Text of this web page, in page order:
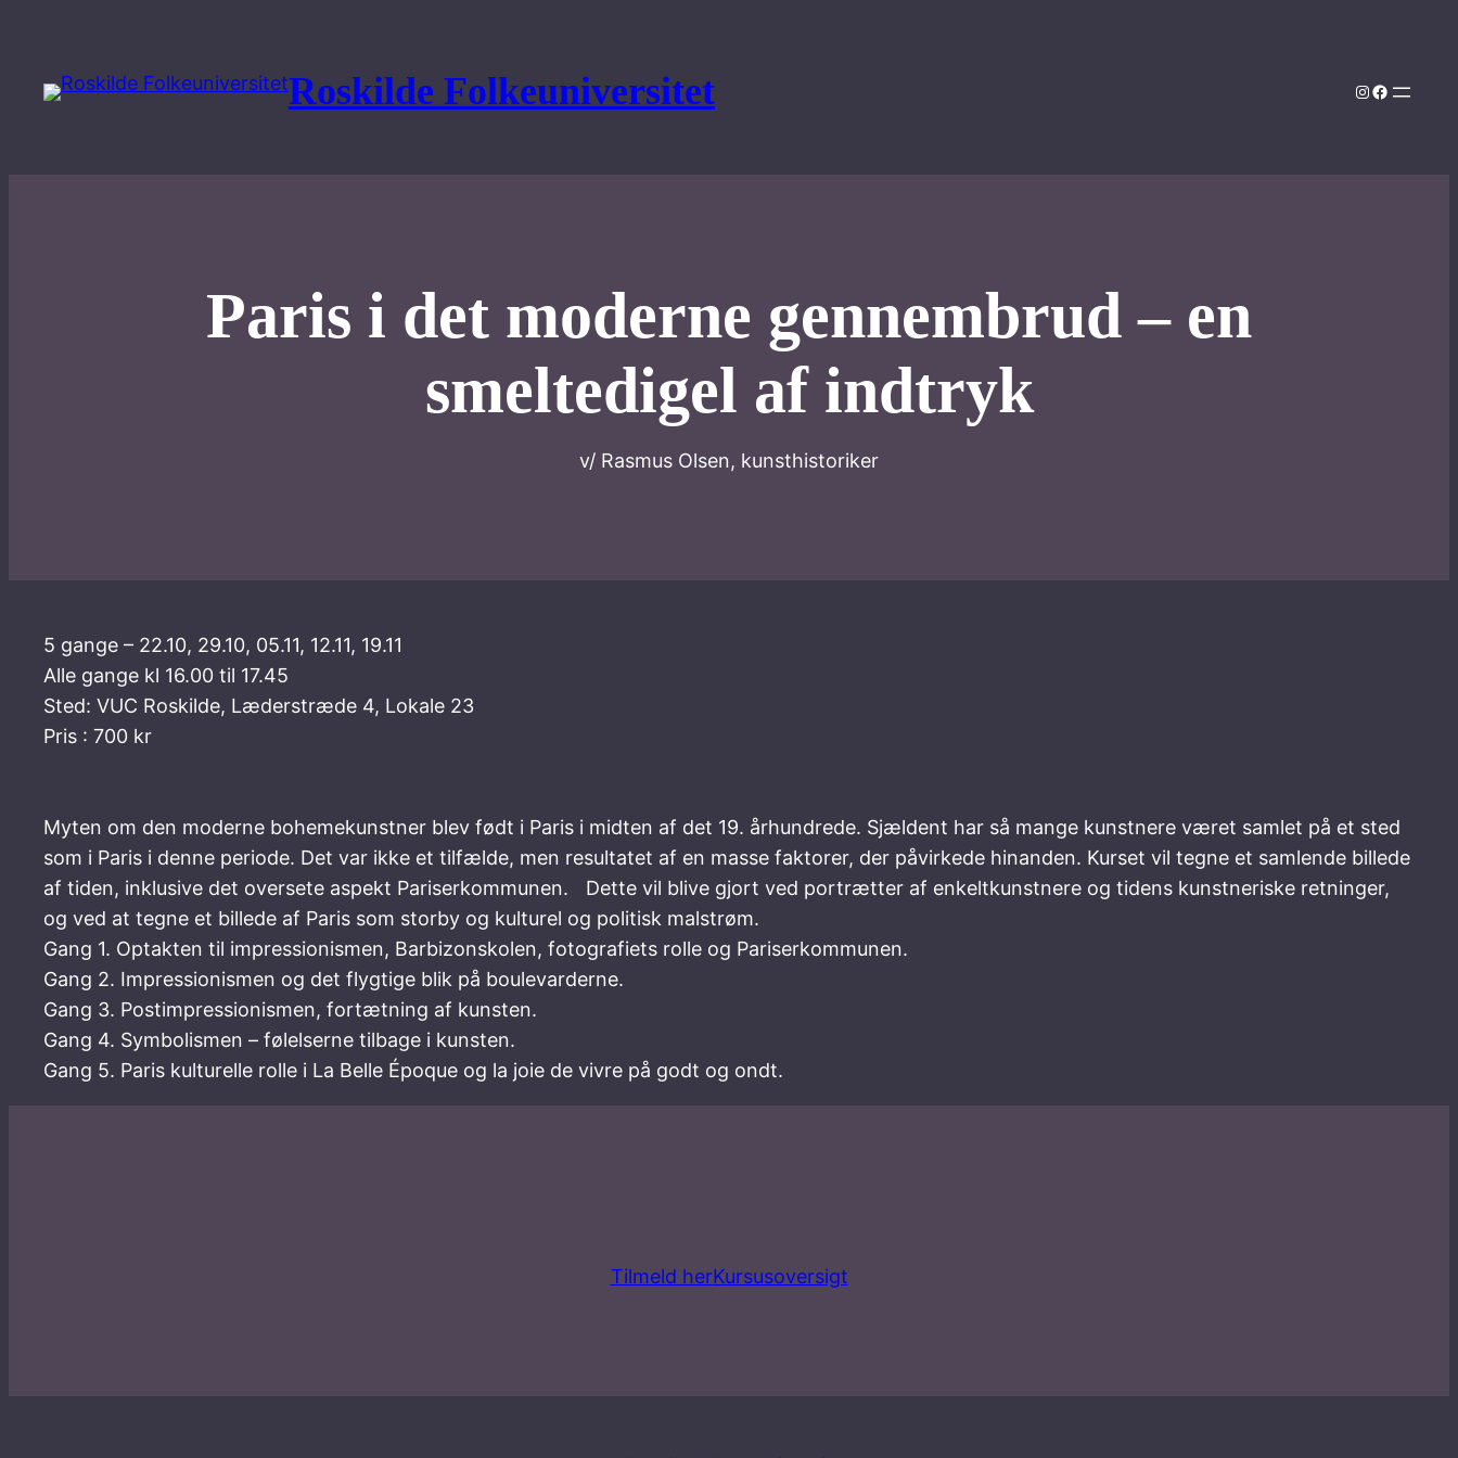
indhold
Roskilde Folkeuniversitet Instagram
Facebook
Paris i det moderne gennembrud – en
smeltedigel af indtryk
v/ Rasmus Olsen, kunsthistoriker
5 gange – 22.10, 29.10, 05.11, 12.11, 19.11
Alle gange kl 16.00 til 17.45
Sted: VUC Roskilde, Læderstræde 4, Lokale 23
Pris : 700 kr
Myten om den moderne bohemekunstner blev født i Paris i midten af det 19. århundrede. Sjældent har så mange kunstnere været samlet på et sted
som i Paris i denne periode. Det var ikke et tilfælde, men resultatet af en masse faktorer, der påvirkede hinanden. Kurset vil tegne et samlende billede
af tiden, inklusive det oversete aspekt Pariserkommunen. Dette vil blive gjort ved portrætter af enkeltkunstnere og tidens kunstneriske retninger,
og ved at tegne et billede af Paris som storby og kulturel og politisk malstrøm.
Gang 1. Optakten til impressionismen, Barbizonskolen, fotografiets rolle og Pariserkommunen.
Gang 2. Impressionismen og det flygtige blik på boulevarderne.
Gang 3. Postimpressionismen, fortætning af kunsten.
Gang 4. Symbolismen – følelserne tilbage i kunsten.
Gang 5. Paris kulturelle rolle i La Belle Époque og la joie de vivre på godt og ondt.
Tilmeld herKursusoversigt